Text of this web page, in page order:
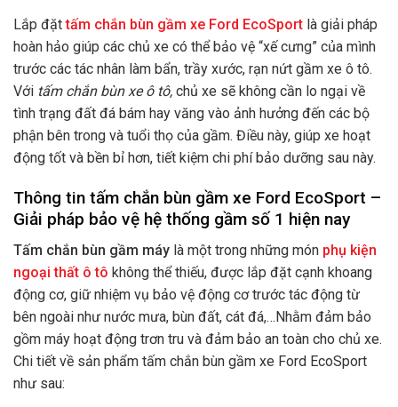
Lắp đặttấm chắn bùn gầm xe Ford EcoSport là giải pháp
hoàn hảo giúp các chủ xe có thể bảo vệ “xế cưng” của mình
trước các tác nhân làm bẩn, trầy xước, rạn nứt gầm xe ô tô.
Với tấm chắn bùn xe ô tô, chủ xe sẽ không cần lo ngại về
tình trạng đất đá bám hay văng vào ảnh hưởng đến các bộ
phận bên trong và tuổi thọ của gầm. Điều này, giúp xe hoạt
động tốt và bền bỉ hơn, tiết kiệm chi phí bảo dưỡng sau này.
Thông tin tấm chắn bùn gầm xe Ford EcoSport –
Giải pháp bảo vệ hệ thống gầm số 1 hiện nay
Tấm chắn bùn gầm máy là một trong những món phụ kiện
ngoại thất ô tô không thể thiếu, được lắp đặt cạnh khoang
động cơ, giữ nhiệm vụ bảo vệ động cơ trước tác động từ
bên ngoài như nước mưa, bùn đất, cát đá,…Nhằm đảm bảo
gồm máy hoạt động trơn tru và đảm bảo an toàn cho chủ xe.
Chi tiết về sản phẩm tấm chắn bùn gầm xe Ford EcoSport
như sau: